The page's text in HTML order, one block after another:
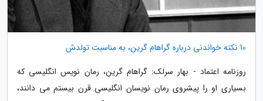
10 نکته خواندنی درباره گراهام گرین، به مناسبت تولدش
روزنامه اعتماد - بهار سرلک: گراهام گرین، رمان نویس انگلیسی که
بسیاری او را پیشروی رمان نویسان انگلیسی قرن بیستم می دانند،